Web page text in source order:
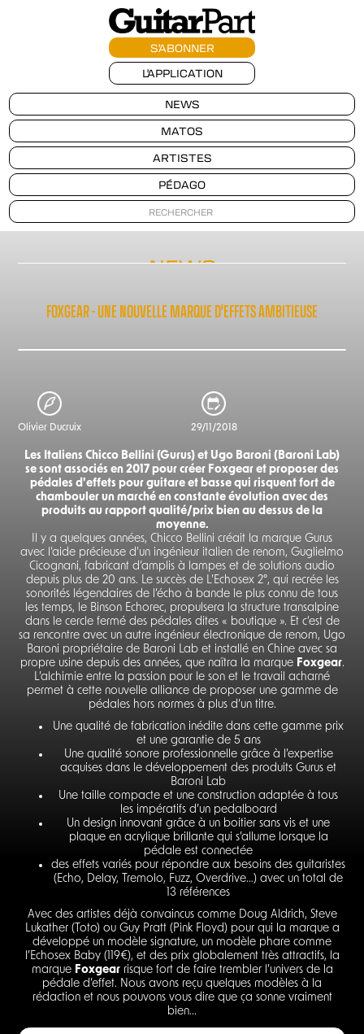
S'ABONNER
L'APPLICATION
NEWS
MATOS
ARTISTES
PÉDAGO
NEWS
FOXGEAR - UNE NOUVELLE MARQUE D'EFFETS AMBITIEUSE
Olivier Ducruix 29/11/2018
Les Italiens Chicco Bellini (Gurus) et Ugo Baroni (Baroni Lab)
se sont associés en 2017 pour créer Foxgear et proposer des
pédales d'effets pour guitare et basse qui risquent fort de
chambouler un marché en constante évolution avec des
produits au rapport qualité/prix bien au dessus de la
moyenne.
Il y a quelques années, Chicco Bellini créait la marque Gurus
avec l’aide précieuse d’un ingénieur italien de renom, Guglielmo
Cicognani, fabricant d’amplis à lampes et de solutions audio
depuis plus de 20 ans. Le succès de L’Echosex 2°, qui recrée les
sonorités légendaires de l’écho à bande le plus connu de tous
les temps, le Binson Echorec, propulsera la structure transalpine
dans le cercle fermé des pédales dites « boutique ». Et c’est de
sa rencontre avec un autre ingénieur électronique de renom, Ugo
Baroni propriétaire de Baroni Lab et installé en Chine avec sa
propre usine depuis des années, que naîtra la marque Foxgear.
L’alchimie entre la passion pour le son et le travail acharné
permet à cette nouvelle alliance de proposer une gamme de
pédales hors normes à plus d’un titre.
Une qualité de fabrication inédite dans cette gamme prix
et une garantie de 5 ans
Une qualité sonore professionnelle grâce à l’expertise
acquises dans le développement des produits Gurus et
Baroni Lab
Une taille compacte et une construction adaptée à tous
les impératifs d’un pedalboard
Un design innovant grâce à un boitier sans vis et une
plaque en acrylique brillante qui s’allume lorsque la
pédale est connectée
des effets variés pour répondre aux besoins des guitaristes
(Echo, Delay, Tremolo, Fuzz, Overdrive…) avec un total de
13 références
Avec des artistes déjà convaincus comme Doug Aldrich, Steve
Lukather (Toto) ou Guy Pratt (Pink Floyd) pour qui la marque a
développé un modèle signature, un modèle phare comme
l’Echosex Baby (119€), et des prix globalement très attractifs, la
marque Foxgearrisque fort de faire trembler l’univers de la
pédale d’effet. Nous avons reçu quelques modèles à la
rédaction et nous pouvons vous dire que ça sonne vraiment
bien...